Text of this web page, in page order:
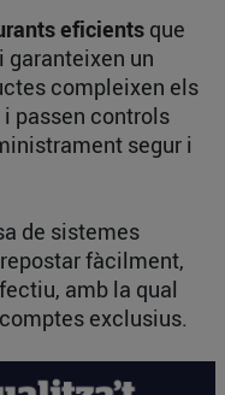
eficients que
garanteixen un
compleixen els
passen controls
segur i
de sistemes
fàcilment,
amb la qual
exclusius.